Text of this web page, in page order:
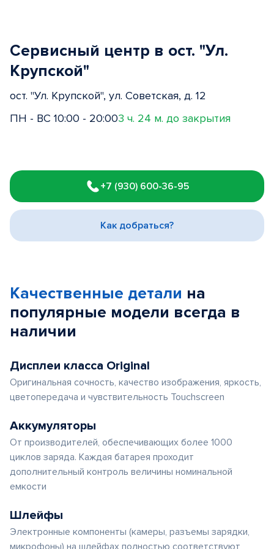
Сервисный центр в ост. "Ул.
Крупской"
ост. "Ул. Крупской", ул. Советская, д. 12
ПН - ВС 10:00 - 20:003 ч. 24 м. до закрытия
1
of
3
+7 (930) 600-36-95
Как добраться?
Качественные детали на
популярные модели всегда в
наличии
Дисплеи класса Original
Оригинальная сочность, качество изображения, яркость,
цветопередача и чувствительность Touchscreen
Аккумуляторы
От производителей, обеспечивающих более 1000
циклов заряда. Каждая батарея проходит
дополнительный контроль величины номинальной
емкости
Шлейфы
Электронные компоненты (камеры, разъемы зарядки,
микрофоны) на шлейфах полностью соответствуют